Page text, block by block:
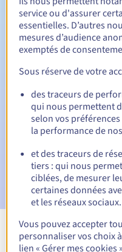
Période de rédemption
Notifications
Emails d'avertissement :
date d'échéance
Email le jour de
suspension du nom de
Email après la
de la suppression du
Voir
service ou d'assurer
essentielles. D’autres
mesures d’audience
exemptés de
Sous réserve de votre
des traceurs de
qui nous permettent
selon vos
la performance de
et des traceurs de
tiers : qui nous
ciblées, de mesurer
certaines données
et les réseaux sociaux.
Vous pouvez accepter
personnaliser vos choix
lien « Gérer mes cookies